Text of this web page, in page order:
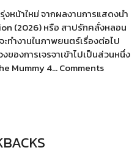
หน้าใหม่ จากผลงานการแสดงนำ
(2026) หรือ สาปรักคลั่งหลอน
ทำงานในภาพยนตร์เรื่องต่อไป
ของการเจรจาเข้าไปเป็นส่วนหนึ่ง
Mummy 4… Comments